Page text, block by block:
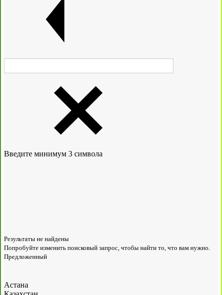
Введите минимум 3 символа
Результаты не найдены
Попробуйте изменить поисковый запрос, чтобы найти то, что вам нужно.
Предложенный
Астана